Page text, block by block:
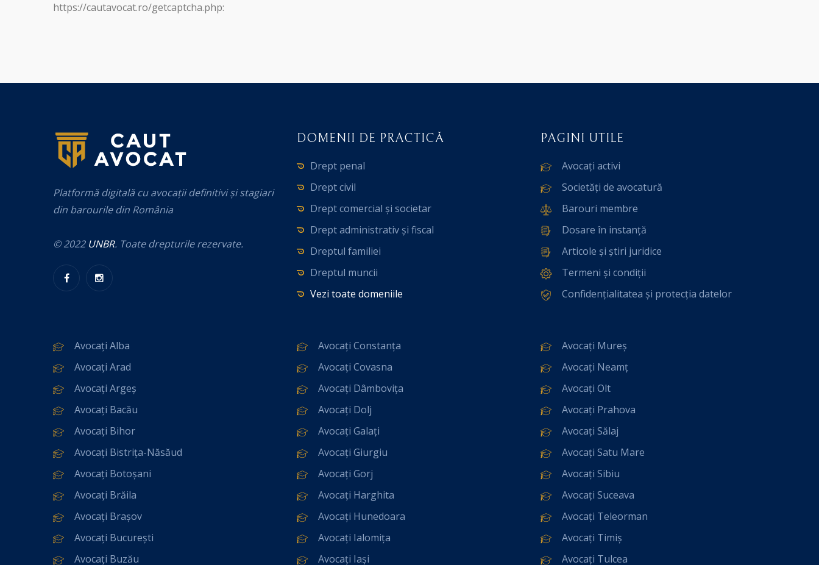
https://cautavocat.ro/getcaptcha.php:
Platformă digitală cu avocații definitivi și stagiari
din barourile din România
© 2022 UNBR. Toate drepturile rezervate.
DOMENII DE PRACTICĂ
Drept penal
Drept civil
Drept comercial și societar
Drept administrativ și fiscal
Dreptul familiei
Dreptul muncii
Vezi toate domeniile
PAGINI UTILE
Avocați activi
Societăți de avocatură
Barouri membre
Dosare în instanță
Articole și știri juridice
Termeni și condiții
Confidențialitatea și protecția datelor
Avocați Alba
Avocați Arad
Avocați Argeș
Avocați Bacău
Avocați Bihor
Avocați Bistrița-Năsăud
Avocați Botoșani
Avocați Brăila
Avocați Brașov
Avocați București
Avocați Buzău
Avocați Constanța
Avocați Covasna
Avocați Dâmbovița
Avocați Dolj
Avocați Galați
Avocați Giurgiu
Avocați Gorj
Avocați Harghita
Avocați Hunedoara
Avocați Ialomița
Avocați Iași
Avocați Mureș
Avocați Neamț
Avocați Olt
Avocați Prahova
Avocați Sălaj
Avocați Satu Mare
Avocați Sibiu
Avocați Suceava
Avocați Teleorman
Avocați Timiș
Avocați Tulcea